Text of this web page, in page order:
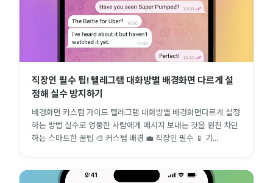
직장인 필수 팁! 텔레그램 대화방별 배경화면 다르게 설
정해 실수 방지하기
배경화면 커스텀 가이드 텔레그램 대화방별 배경화면다르게 설정
하는 방법 실수로 엉뚱한 사람에게 메시지 보내는 것을 원천 차단
하는 스마트한 꿀팁 🎨 커스텀 배경 💼 직장인 필수 📱 기...